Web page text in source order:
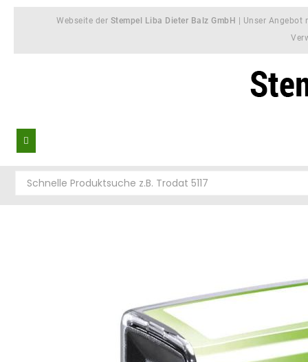
Webseite der Stempel Liba Dieter Balz GmbH
| Unser Angebot